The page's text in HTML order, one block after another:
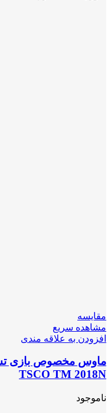
مقایسه
مشاهده سریع
افزودن به علاقه مندی
TSCO TM 2018N
ناموجود